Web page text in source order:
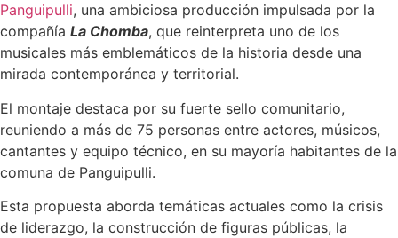
Panguipulli, una ambiciosa producción impulsada por la
compañía La Chomba, que reinterpreta uno de los
musicales más emblemáticos de la historia desde una
mirada contemporánea y territorial.
El montaje destaca por su fuerte sello comunitario,
reuniendo a más de 75 personas entre actores, músicos,
cantantes y equipo técnico, en su mayoría habitantes de la
comuna de Panguipulli.
Esta propuesta aborda temáticas actuales como la crisis
de liderazgo, la construcción de figuras públicas, la